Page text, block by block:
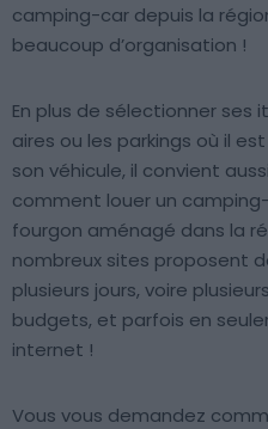
camping-car depuis la
beaucoup d’organisation !
En plus de sélectionner ses
aires ou les parkings où il
son véhicule, il convient
comment louer un
fourgon aménagé dans la
nombreux sites proposent
plusieurs jours, voire
budgets, et parfois en
internet !
Vous vous demandez